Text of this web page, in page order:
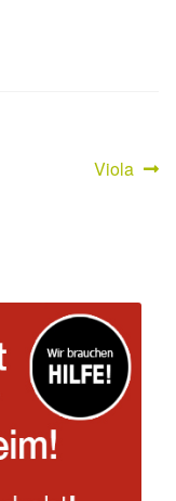
Nächster
Viola